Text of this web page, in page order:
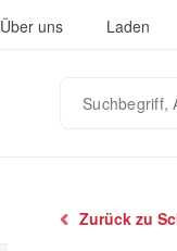
Über uns Laden
Suchbegriff,
Zurück zu